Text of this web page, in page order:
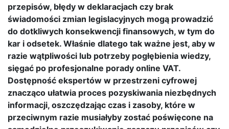
przepisów, błędy w deklaracjach czy brak
świadomości zmian legislacyjnych mogą prowadzić
do dotkliwych konsekwencji finansowych, w tym do
kar i odsetek. Właśnie dlatego tak ważne jest, aby w
razie wątpliwości lub potrzeby pogłębienia wiedzy,
sięgać po profesjonalne porady online VAT.
Dostępność ekspertów w przestrzeni cyfrowej
znacząco ułatwia proces pozyskiwania niezbędnych
informacji, oszczędzając czas i zasoby, które w
przeciwnym razie musiałyby zostać poświęcone na